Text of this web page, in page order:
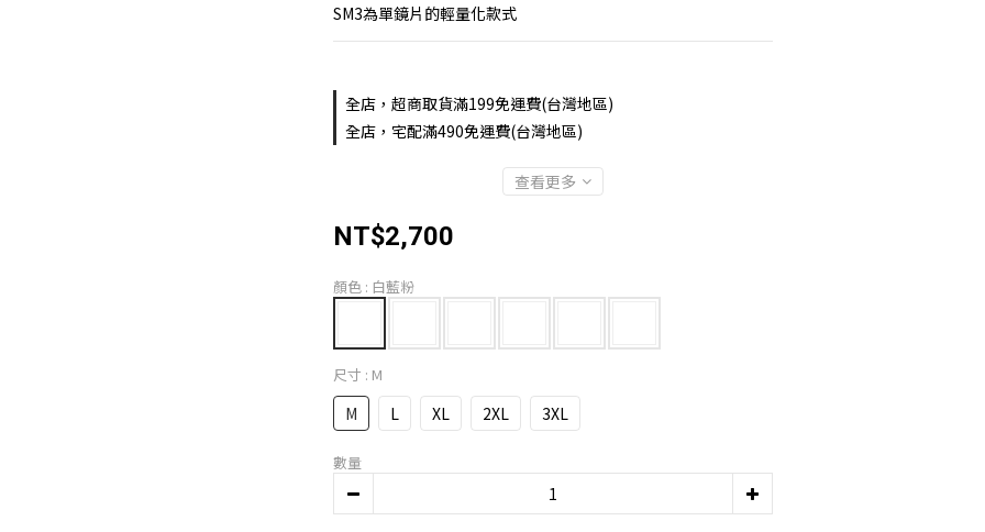
SM3為單鏡片的輕量化款式
全店，超商取貨滿199免運費(台灣地區)
全店，宅配滿490免運費(台灣地區)
查看更多
NT$2,700
顏色 : 白藍粉
尺寸 : M
M L XL 2XL 3XL
數量